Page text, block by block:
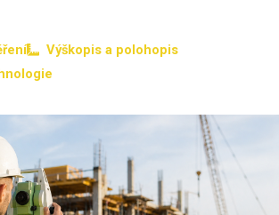
Výškopis a polohopis